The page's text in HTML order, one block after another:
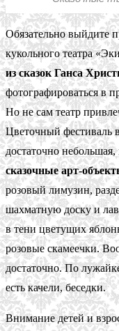
Обязательно выйдите
кукольного театра
из сказок Ганса
фотографироваться в
Но не сам театр
Цветочный фестиваль
достаточно
сказочные арт-
розовый лимузин,
шахматную доску и
в тени цветущих
розовые скамеечки.
достаточно. По
есть качели, беседки.
Внимание детей и